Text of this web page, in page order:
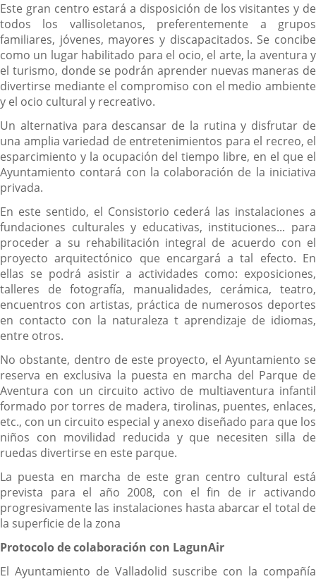
Este gran centro estará a disposición de los visitantes y de
todos los vallisoletanos, preferentemente a grupos
familiares, jóvenes, mayores y discapacitados. Se concibe
como un lugar habilitado para el ocio, el arte, la aventura y
el turismo, donde se podrán aprender nuevas maneras de
divertirse mediante el compromiso con el medio ambiente
y el ocio cultural y recreativo.
Un alternativa para descansar de la rutina y disfrutar de
una amplia variedad de entretenimientos para el recreo, el
esparcimiento y la ocupación del tiempo libre, en el que el
Ayuntamiento contará con la colaboración de la iniciativa
privada.
En este sentido, el Consistorio cederá las instalaciones a
fundaciones culturales y educativas, instituciones... para
proceder a su rehabilitación integral de acuerdo con el
proyecto arquitectónico que encargará a tal efecto. En
ellas se podrá asistir a actividades como: exposiciones,
talleres de fotografía, manualidades, cerámica, teatro,
encuentros con artistas, práctica de numerosos deportes
en contacto con la naturaleza t aprendizaje de idiomas,
entre otros.
No obstante, dentro de este proyecto, el Ayuntamiento se
reserva en exclusiva la puesta en marcha del Parque de
Aventura con un circuito activo de multiaventura infantil
formado por torres de madera, tirolinas, puentes, enlaces,
etc., con un circuito especial y anexo diseñado para que los
niños con movilidad reducida y que necesiten silla de
ruedas divertirse en este parque.
La puesta en marcha de este gran centro cultural está
prevista para el año 2008, con el fin de ir activando
progresivamente las instalaciones hasta abarcar el total de
la superficie de la zona
Protocolo de colaboración con LagunAir
El Ayuntamiento de Valladolid suscribe con la compañía